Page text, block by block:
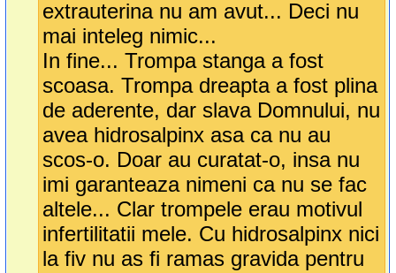
extrauterina nu am avut... Deci nu
mai inteleg nimic...
In fine... Trompa stanga a fost
scoasa. Trompa dreapta a fost plina
de aderente, dar slava Domnului, nu
avea hidrosalpinx asa ca nu au
scos-o. Doar au curatat-o, insa nu
imi garanteaza nimeni ca nu se fac
altele... Clar trompele erau motivul
infertilitatii mele. Cu hidrosalpinx nici
la fiv nu as fi ramas gravida pentru